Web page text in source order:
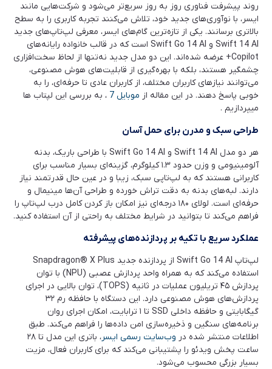
روند پیشرفت فناوری روز به روز سریع‌تر می‌شود و شرکت‌هایی مانند
ایسر، با نوآوری‌های جدید خود، تلاش می‌کنند تجربه کاربری را به سطح
بالاتری برسانند. یکی از تازه‌ترین گام‌های ایسر، معرفی لپ‌تاپ‌های جدید
Swift 14 AI و Swift Go 14 AI است که در قالب خانواده رایانه‌های
Copilot+ عرضه شده‌اند. این دو مدل جدید نه‌تنها از لحاظ سخت‌افزاری
چشمگیر هستند، بلکه با بهره‌گیری از قابلیت‌های هوش مصنوعی،
می‌توانند نیازهای کاربران مختلف، از کاربران عادی تا حرفه‌ای، را به
خوبی پاسخ دهند. در این مقاله از موبایل 7
، به بررسی این لپتاب ها
میپردازیم .
طراحی سبک و مدرن برای حمل آسان
هر دو مدل Swift 14 AI و Swift Go 14 AI با طراحی باریک، بدنه
آلومینیومی و وزن حدود ۱.۳ کیلوگرم، گزینه‌ای بسیار مناسب برای
کاربرانی هستند که به لپ‌تاپی سبک، زیبا و در عین حال قدرتمند نیاز
دارند. لبه‌های بدنه به دقت تراش خورده و طراحی آن‌ها مینیمال و
حرفه‌ای است. لولای ۱۸۰ درجه‌ای نیز امکان باز کردن کامل درب لپ‌تاپ را
فراهم می‌کند تا بتوانید در شرایط مختلف به راحتی از آن استفاده کنید.
عملکرد سریع با تکیه بر پردازنده‌های پیشرفته
لپ‌تاپ Swift Go 14 AI از پردازنده جدید Snapdragon® X Plus
استفاده می‌کند که به همراه واحد پردازش عصبی (NPU) با توان
پردازش ۴۵ تریلیون عملیات در ثانیه (TOPS)، توان بالایی در اجرای
پردازش‌های هوش مصنوعی دارد. این دستگاه با حافظه رم ۳۲
گیگابایتی و حافظه داخلی SSD تا ۱ ترابایت، امکان اجرای روان
برنامه‌های سنگین و ذخیره‌سازی امن داده‌ها را فراهم می‌کند. طبق
اطلاعات منتشر شده در وب‌سایت رسمی ایسر
، باتری این مدل تا ۲۸
ساعت پخش ویدئو را پشتیبانی می‌کند که برای کاربران فعال، مزیت
بسیار بزرگی محسوب می‌شود.